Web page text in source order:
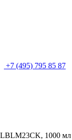
+7 (495) 795 85 87
1000 мл